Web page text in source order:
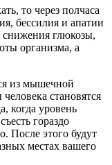
то через полчаса
бессилия и апатии
снижения глюкозы,
организма, а
из мышечной
становятся
когда уровень
гораздо
После этого будут
местах вашего